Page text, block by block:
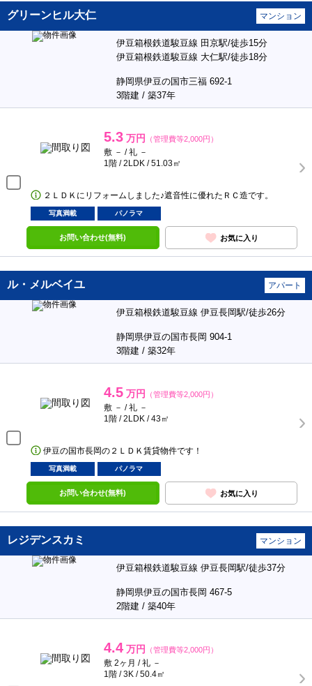
グリーンヒル大仁 マンション
伊豆箱根鉄道駿豆線 田京駅/徒歩15分
伊豆箱根鉄道駿豆線 大仁駅/徒歩18分
静岡県伊豆の国市三福 692-1
3階建 / 築37年
5.3 万円 （管理費等2,000円）
敷 － / 礼 －
1階 / 2LDK / 51.03㎡
２ＬＤＫにリフォームしました♪遮音性に優れたＲＣ造です。
写真満載 パノラマ
お問い合わせ(無料) お気に入り
ル・メルベイユ アパート
伊豆箱根鉄道駿豆線 伊豆長岡駅/徒歩26分
静岡県伊豆の国市長岡 904-1
3階建 / 築32年
4.5 万円 （管理費等2,000円）
敷 － / 礼 －
1階 / 2LDK / 43㎡
伊豆の国市長岡の２ＬＤＫ賃貸物件です！
写真満載 パノラマ
お問い合わせ(無料) お気に入り
レジデンスカミ マンション
伊豆箱根鉄道駿豆線 伊豆長岡駅/徒歩37分
静岡県伊豆の国市長岡 467-5
2階建 / 築40年
4.4 万円 （管理費等2,000円）
敷 2ヶ月 / 礼 －
1階 / 3K / 50.4㎡